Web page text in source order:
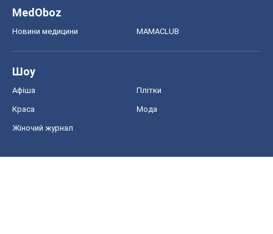
MedOboz
Новини медицини MAMACLUB
Шоу
Афіша Плітки
Краса Мода
Жіночий журнал